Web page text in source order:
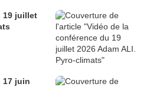
19 juillet
17 juin